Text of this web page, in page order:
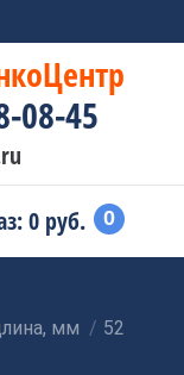
08-45
0 руб. 0
мм 52